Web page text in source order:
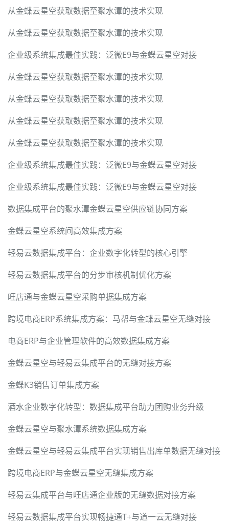
从金蝶云星空获取数据至聚水潭的技术实现
从金蝶云星空获取数据至聚水潭的技术实现
企业级系统集成最佳实践：泛微E9与金蝶云星空对接
从金蝶云星空获取数据至聚水潭的技术实现
从金蝶云星空获取数据至聚水潭的技术实现
从金蝶云星空获取数据至聚水潭的技术实现
从金蝶云星空获取数据至聚水潭的技术实现
企业级系统集成最佳实践：泛微E9与金蝶云星空对接
企业级系统集成最佳实践：泛微E9与金蝶云星空对接
数据集成平台的聚水潭金蝶云星空供应链协同方案
金蝶云星空系统间高效集成方案
轻易云数据集成平台：企业数字化转型的核心引擎
轻易云数据集成平台的分步审核机制优化方案
旺店通与金蝶云星空采购单据集成方案
跨境电商ERP系统集成方案：马帮与金蝶云星空无缝对接
电商ERP与企业管理软件的高效数据集成方案
金蝶云星空与轻易云集成平台的无缝对接方案
金蝶K3销售订单集成方案
酒水企业数字化转型：数据集成平台助力团购业务升级
金蝶云星空与聚水潭系统数据集成方案
金蝶云星空与轻易云集成平台实现销售出库单数据无缝对接
跨境电商ERP与金蝶云星空无缝集成方案
轻易云集成平台与旺店通企业版的无缝数据对接方案
轻易云数据集成平台实现畅捷通T+与道一云无缝对接